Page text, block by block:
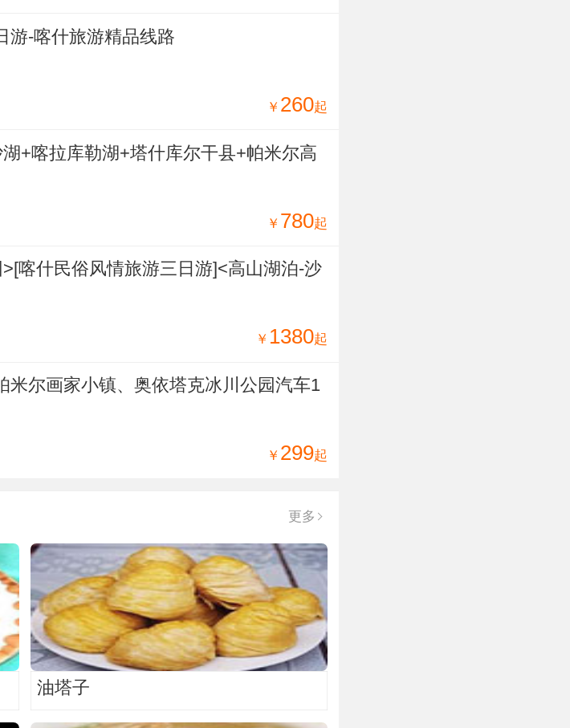
游-喀什旅游精品线路
￥ 260起
+喀拉库勒湖+塔什库尔干县+帕米尔高
￥ 780起
喀什民俗风情旅游三日游]<高山湖泊-沙
￥ 1380起
米尔画家小镇、奥依塔克冰川公园汽车1
￥ 299起
更多
油塔子